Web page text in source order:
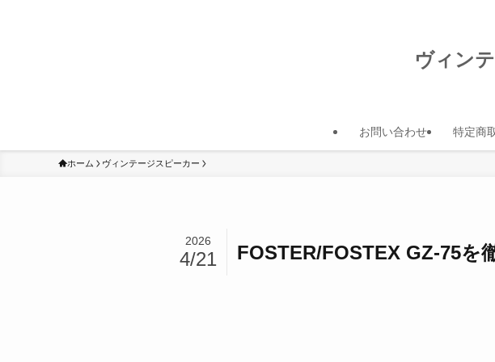
ヴィン
お問い合わせ 特定商
ホーム ヴィンテージスピーカー
FOSTER/FOSTEX GZ-75を
2026
4/21